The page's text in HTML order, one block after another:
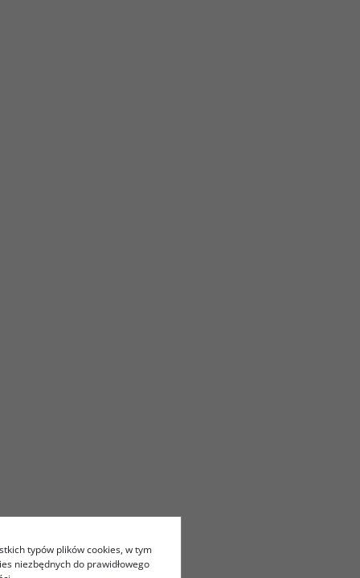
typów plików cookies, w tym
niezbędnych do prawidłowego